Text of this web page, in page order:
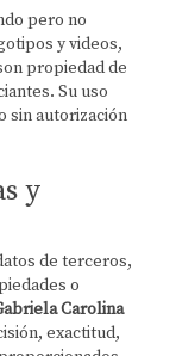
pero no
y videos,
propiedad de
Su uso
sin autorización
y
de terceros,
o
Carolina
exactitud,